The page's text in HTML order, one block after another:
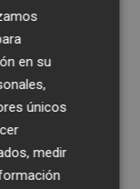
a más
en su
únicos
medir